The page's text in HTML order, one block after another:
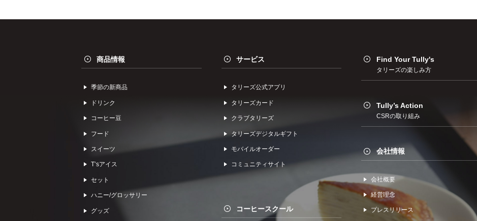
商品情報
季節の新商品
ドリンク
コーヒー⾖
フード
スイーツ
Tʼsアイス
セット
ハニー/グロッサリー
グッズ
サービス
タリーズ公式アプリ
タリーズカード
クラブタリーズ
タリーズデジタルギフト
モバイルオーダー
コミュニティサイト
コーヒースクール
Find Your Tully's
タリーズの楽しみ方
Tully’s Action
CSRの取り組み
会社情報
会社概要
経営理念
プレスリリース